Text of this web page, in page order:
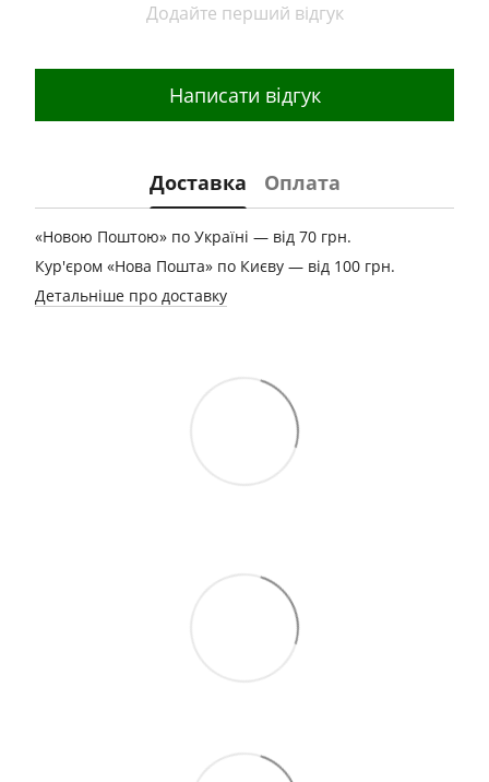
Додайте перший відгук
Написати відгук
Доставка Оплата
«Новою Поштою» по Україні — від 70 грн.
Кур'єром «Нова Пошта» по Києву — від 100 грн.
Детальніше про доставку